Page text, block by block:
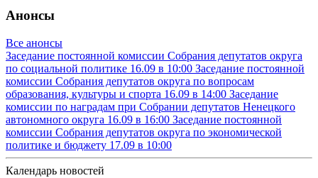
Анонсы
Все анонсы
Заседание постоянной комиссии Собрания депутатов округа
по социальной политике 16.09 в 10:00 Заседание постоянной
комиссии Собрания депутатов округа по вопросам
образования, культуры и спорта 16.09 в 14:00 Заседание
комиссии по наградам при Собрании депутатов Ненецкого
автономного округа 16.09 в 16:00 Заседание постоянной
комиссии Собрания депутатов округа по экономической
политике и бюджету 17.09 в 10:00
Календарь новостей